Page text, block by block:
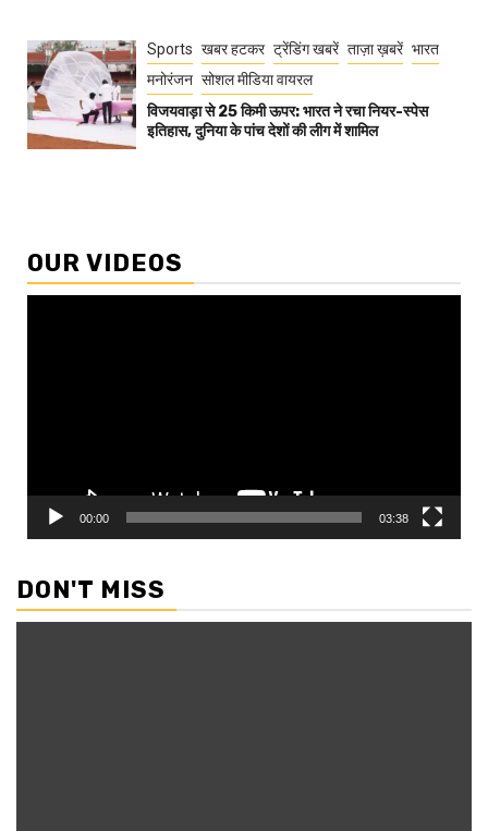
Sports खबर हटकर ट्रेंडिंग खबरें ताज़ा ख़बरें भारत
मनोरंजन सोशल मीडिया वायरल
विजयवाड़ा से 25 किमी ऊपर: भारत ने रचा नियर-स्पेस
इतिहास, दुनिया के पांच देशों की लीग में शामिल
OUR VIDEOS
00:00 03:38
DON'T MISS